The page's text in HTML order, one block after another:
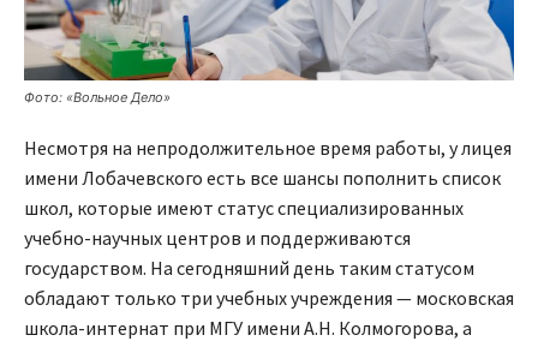
Фото: «Вольное Дело»
Несмотря на непродолжительное время работы, у лицея
имени Лобачевского есть все шансы пополнить список
школ, которые имеют статус специализированных
учебно-научных центров и поддерживаются
государством. На сегодняшний день таким статусом
обладают только три учебных учреждения — московская
школа-интернат при МГУ имени А.Н. Колмогорова, а